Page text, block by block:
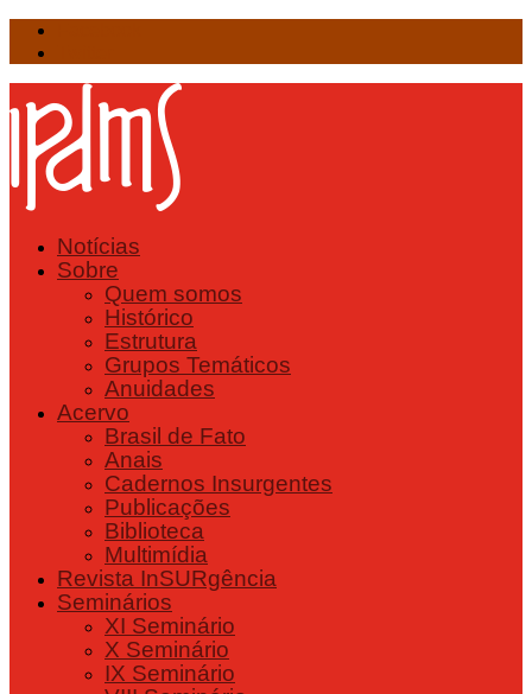
Notícias
Sobre
Quem somos
Histórico
Estrutura
Grupos Temáticos
Anuidades
Acervo
Brasil de Fato
Anais
Cadernos Insurgentes
Publicações
Biblioteca
Multimídia
Revista InSURgência
Seminários
XI Seminário
X Seminário
IX Seminário